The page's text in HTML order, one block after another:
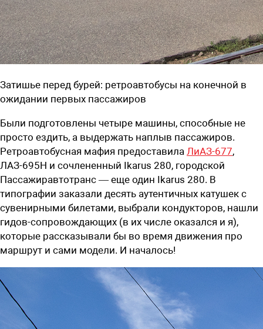
Затишье перед бурей: ретроавтобусы на конечной в
ожидании первых пассажиров
Были подготовлены четыре машины, способные не
просто ездить, а выдержать наплыв пассажиров.
Ретроавтобусная мафия предоставила ЛиАЗ-677,
ЛАЗ-695Н и сочлененный Ikarus 280, городской
Пассажиравтотранс — еще один Ikarus 280. В
типографии заказали десять аутентичных катушек с
сувенирными билетами, выбрали кондукторов, нашли
гидов-сопровождающих (в их числе оказался и я),
которые рассказывали бы во время движения про
маршрут и сами модели. И началось!